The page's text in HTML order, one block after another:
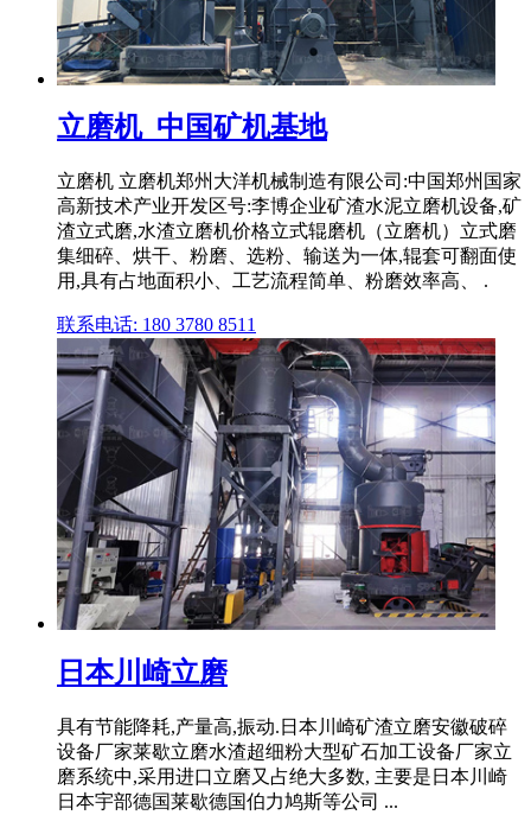
立磨机_中国矿机基地
立磨机 立磨机郑州大洋机械制造有限公司:中国郑州国家
高新技术产业开发区号:李博企业矿渣水泥立磨机设备,矿
渣立式磨,水渣立磨机价格立式辊磨机（立磨机）立式磨
集细碎、烘干、粉磨、选粉、输送为一体,辊套可翻面使
用,具有占地面积小、工艺流程简单、粉磨效率高、 .
联系电话: 180 3780 8511
日本川崎立磨
具有节能降耗,产量高,振动.日本川崎矿渣立磨安徽破碎
设备厂家莱歇立磨水渣超细粉大型矿石加工设备厂家立
磨系统中,采用进口立磨又占绝大多数, 主要是日本川崎
日本宇部德国莱歇德国伯力鸠斯等公司 ...